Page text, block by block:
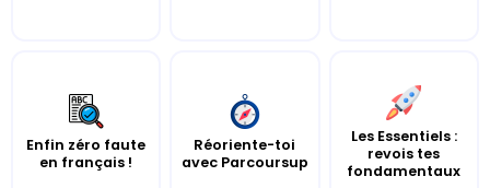
Enfin zéro faute
en français !
Réoriente-toi
avec Parcoursup
Les Essentiels :
revois tes
fondamentaux